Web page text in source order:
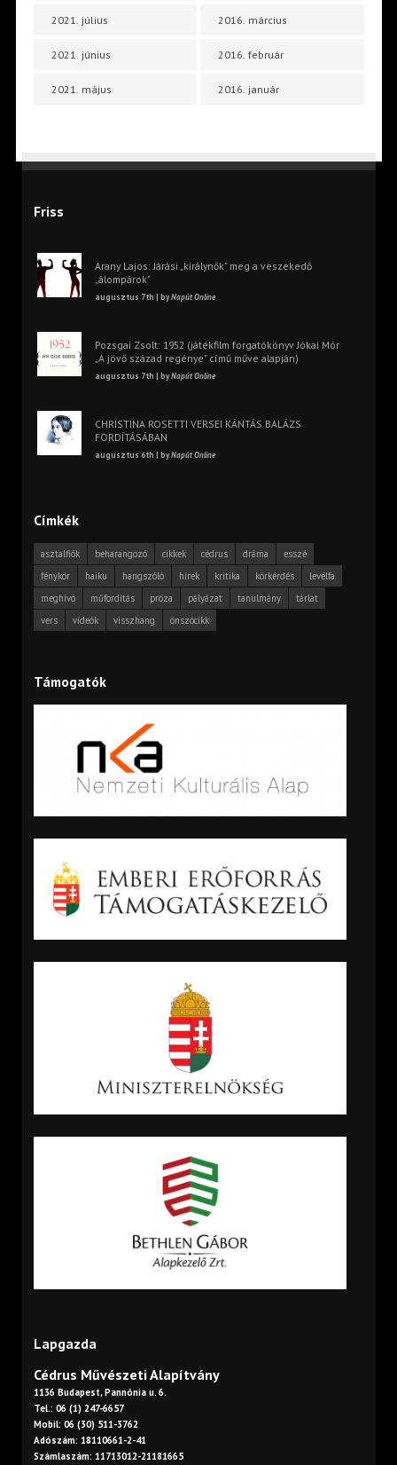
2021. július
2021. június
2021. május
2016. március
2016. február
2016. január
Friss
Arany Lajos: Járási „királynők” meg a veszekedő
„álompárok”
augusztus 7th | byNapút Online
Pozsgai Zsolt: 1952 (játékfilm forgatókönyv Jókai Mór
„A jövő század regénye” című műve alapján)
augusztus 7th | byNapút Online
CHRISTINA ROSETTI VERSEI KÁNTÁS BALÁZS
FORDÍTÁSÁBAN
augusztus 6th | byNapút Online
Címkék
asztalfiók beharangozó cikkek cédrus dráma
esszé
fénykör
haiku hangszóló hírek kritika körkérdés
levélfa
meghívó
műfordítás próza pályázat tanulmány
tárlat
vers
videók visszhang önszócikk
Támogatók
Lapgazda
Cédrus Művészeti Alapítvány
1136 Budapest, Pannónia u. 6.
Tel.: 06 (1) 247-6657
Mobil: 06 (30) 511-3762
Adószám: 18110661-2-41
Számlaszám: 11713012-21181665